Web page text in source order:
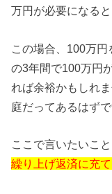
万円が必要になると
この場合、100万円
の3年間で100万円
れば余裕かもしれ
庭だってあるはずで
ここで言いたいこ
繰り上げ返済に充